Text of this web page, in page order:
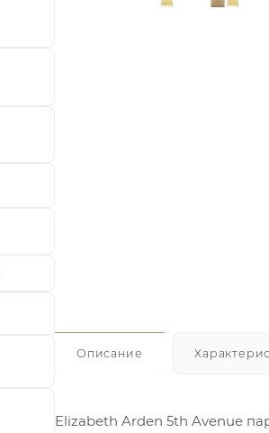
Описание
Elizabeth Arden 5th Avenue